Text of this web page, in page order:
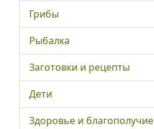
Грибы
Рыбалка
Заготовки и рецепты
Дети
Здоровье и благополучие